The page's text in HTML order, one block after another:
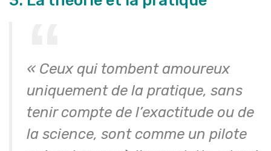
« Ceux qui tombent amoureux
uniquement de la pratique, sans
tenir compte de l’exactitude ou de
la science, sont comme un pilote